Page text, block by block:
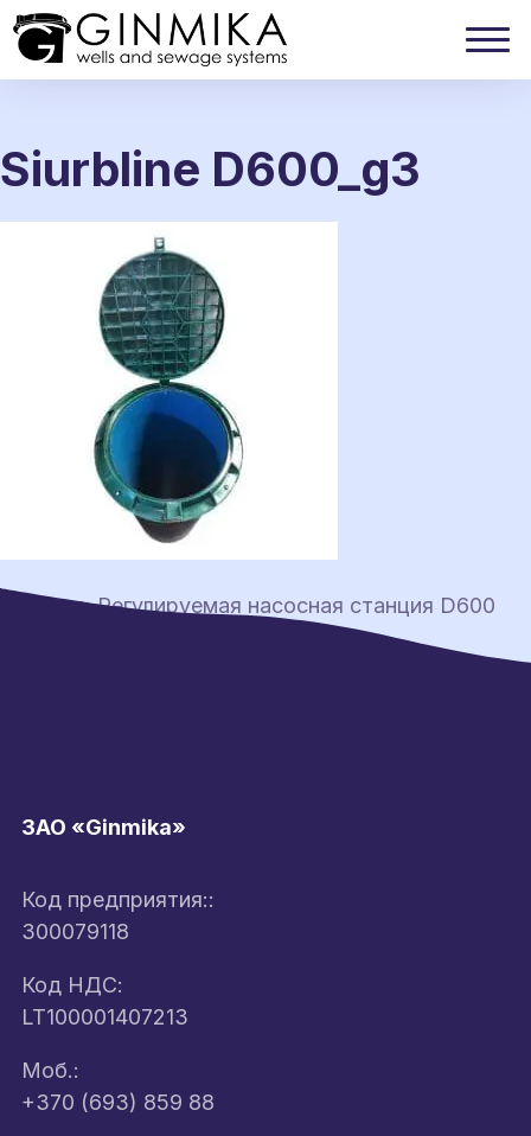
Siurbline D600_g3
Навигация
Previous: Регулируемая насосная станция D600
ЗАО «Ginmika»
Код предприятия::
300079118
Код НДС:
LT100001407213
Моб.:
+370 (693) 859 88